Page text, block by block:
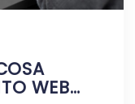
WEB